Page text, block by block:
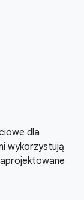
dla
wykorzystują